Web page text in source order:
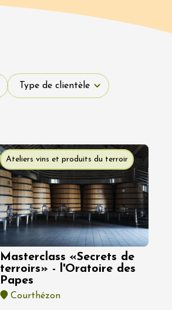
Type de clientèle
Type de clientèle
Ateliers vins et produits du terroir
Masterclass «Secrets de
terroirs» - l'Oratoire des
Papes
Courthézon